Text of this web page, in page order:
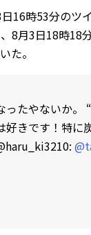
16時53分のツ
8月3日18時18
た。
ったやないか。 “
きです！特に